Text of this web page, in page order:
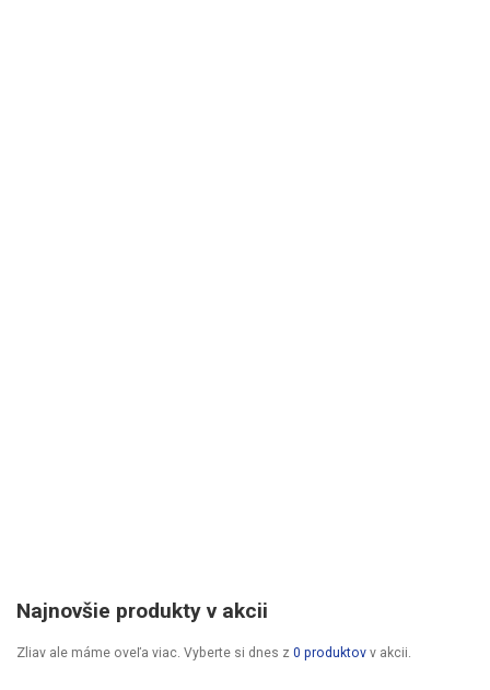
Najnovšie produkty v akcii
Zliav ale máme oveľa viac. Vyberte si dnes z 0 produktov v akcii.